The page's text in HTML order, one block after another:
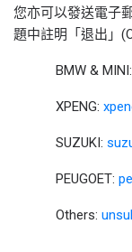
您亦可以發送電子
題中註明「退出」
BMW &
XPENG:
SUZUKI:
PEUGOET:
Others: